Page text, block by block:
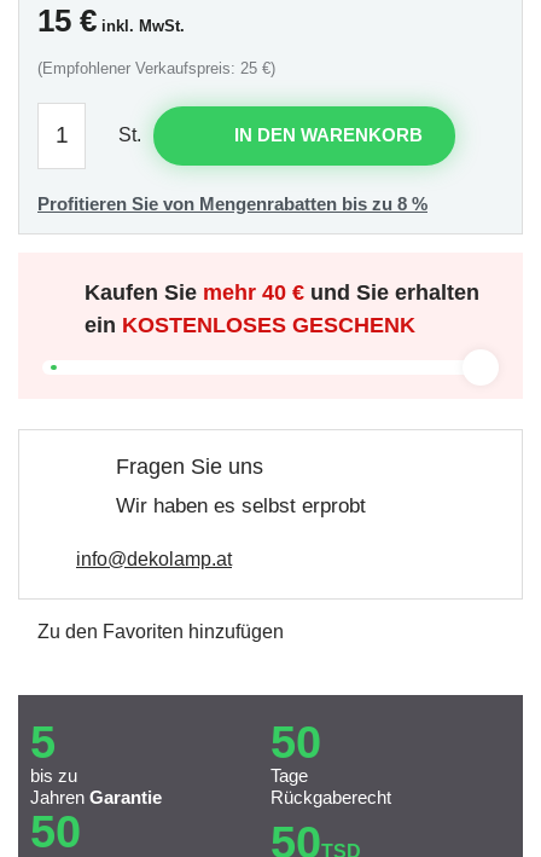
15 € inkl. MwSt.
(Empfohlener Verkaufspreis: 25 €)
St. IN DEN WARENKORB
Profitieren Sie von Mengenrabatten bis zu 8 %
Kaufen Sie mehr40 €und Sie erhalten
ein KOSTENLOSES GESCHENK
Fragen Sie uns
Wir haben es selbst erprobt
info@dekolamp.at
Zu den Favoriten hinzufügen
5
bis zu
Jahren Garantie
50
Tage
Rückgaberecht
50 50TSD